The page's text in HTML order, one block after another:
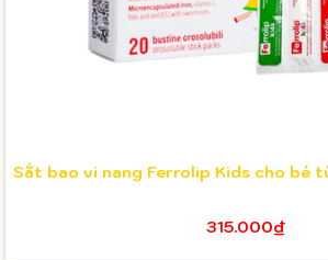
Sắt bao vi nang Ferrolip Kids cho bé
315.000₫